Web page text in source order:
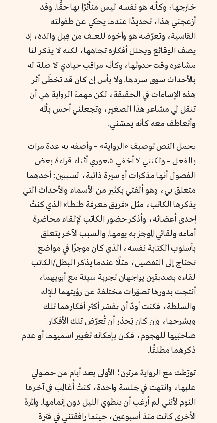
خارجها، وكأنه هو نفسه ليس متأثرًا بها حقًّا. وقد
أزعجني هذا، تحديدًا عندما يحكي عن طفولته
القاسية، وتعرّضه هو وأخوه للعنف من قِبل والده، إذ
يصف الوقائع ويحلل أفكاره تجاهها، لكنه لا يذكر لنا
مشاعره وقت حدوثها، وكأنه مراقب حيادي لا صلة له
بالأحداث سوى سردها. ولا بأس إن كان قد تخطّى أثر
هذه الإساءات في الحقيقة، لكن مهمة الرواية هي أن
تنقل لي مشاعر هذا الصغير، وتجعلني أحس بألمه
وأتعاطف معه كأنه يمسّني.
يحمل النص توصيف «الرواية» – وأصفه به عدة مرات
بالفعل – ولكنني لا أخفي شعوري أثناء قراءة بعض
الفصول أنها مذكرات أو سيرة ذاتية، لسببين: أحدهما
متعلق بي، وهو ألفتي بكثير من الأسماء والأحداث التي
يذكرها الكاتب، مثل «فريق معرفة طنطا» الذي كنتُ
إحدى أعضائه، وأذكر حضور الكاتب لإلقاء محاضرة
أمامه ولقائي الموجز به يومها. والسبب الآخر يتعلق
بأسلوب الكتابة نفسه، الذي كان موجزًا في مواضع
تحتاج إلى التفصيل، مثلًا عندما يذكر البطل/الكاتب
لقاءه بصديقين يواجهان تجربة سيئة مع أبويهما،
أنتجت بدورها تصوّرات مختلفة عن رؤيتهما للإله
والسلطة، فكنت أودّ أن يفسّر أكثر أفكارهما تلك
ويشرحها، وإن كان يَحذر أن تُعرّض تلك الأفكار
صاحبَيها للهجوم، فكان بإمكانه تغيير اسميهما أو عدم
ذكرهما مطلقًا.
تورّطت مع الرواية مرتين؛ الأولى بعد أيام من حصولي
عليها، وانتهت في جلسة واحدة، كنتُ أُغالِب في آخرها
النوم لأنني لم أرغب أن ينطوي الليل دون إتمامها. والمرة
الأخرى كانت منذ أسبوعين، حينما رافقتني في فترة